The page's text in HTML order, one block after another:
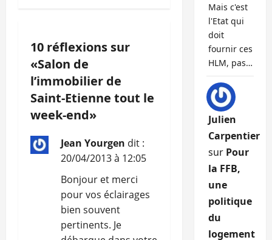
t
i
o
n
d
10 réflexions sur
«Salon de
l’immobilier de
Saint-Etienne tout le
week-end»
Jean Yourgen dit :
20/04/2013 à 12:05
Bonjour et merci
pour vos éclairages
bien souvent
pertinents. Je
Mais c'est
l'Etat qui
doit
fournir ces
HLM, pas…
Julien
Carpentier
sur Pour
la FFB,
une
politique
du
logement